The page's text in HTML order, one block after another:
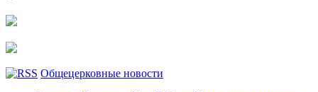
Общецерковные новости